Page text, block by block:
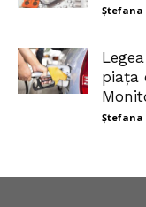
Ștefana
piața
Ștefana